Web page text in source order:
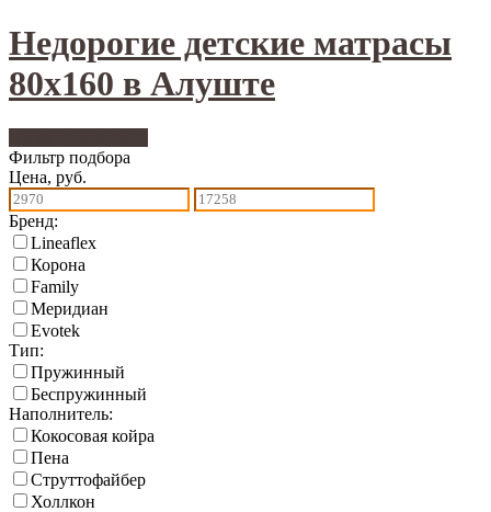
Недорогие детские матрасы
80х160 в Алуште
Фильтр подбора
Цена, руб.
Бренд:
Lineaflex
Корона
Family
Меридиан
Еvotek
Тип:
Пружинный
Беспружинный
Наполнитель:
Кокосовая койра
Пена
Струттофайбер
Холлкон